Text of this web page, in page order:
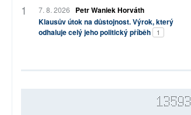
7. 8. 2026
Petr Waniek Horváth
Klausův útok na důstojnost. Výrok, který
odhaluje celý jeho politický příběh
1
13593